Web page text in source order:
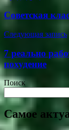
по
Советская
Следующая запись
7 реально
похудение
Поиск
Самое